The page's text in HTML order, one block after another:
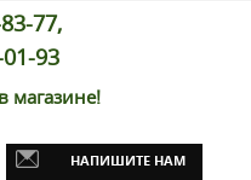
77,
93
магазине!
НАПИШИТЕ НАМ